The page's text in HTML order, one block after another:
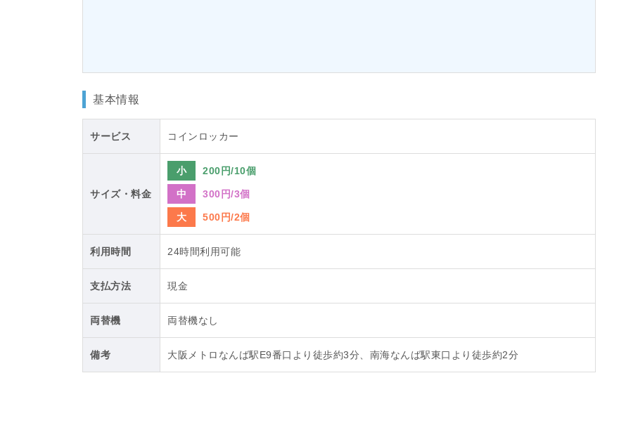
基本情報
サービス コインロッカー
サイズ・料金
小 200円/10個
中 300円/3個
大 500円/2個
利用時間 24時間利用可能
支払方法 現金
両替機 両替機なし
備考 大阪メトロなんば駅E9番口より徒歩約3分、南海なんば駅東口より徒歩約2分